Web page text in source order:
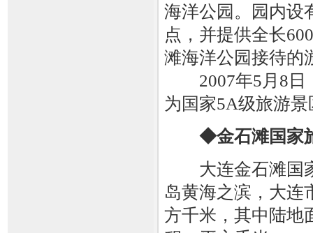
海洋公园。园内设
点，并提供全长
滩海洋公园接待的
2007年5月8日
为国家5A级旅游景
◆金石滩国家
大连金石滩国
岛黄海之滨，大连
方千米，其中陆地